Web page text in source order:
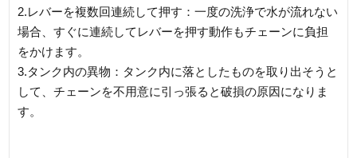
2.レバーを複数回連続して押す：一度の洗浄で水が流れない
場合、すぐに連続してレバーを押す動作もチェーンに負担
をかけます。
3.タンク内の異物：タンク内に落としたものを取り出そうと
して、チェーンを不用意に引っ張ると破損の原因になりま
す。